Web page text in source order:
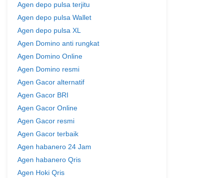
Agen depo pulsa terjitu
Agen depo pulsa Wallet
Agen depo pulsa XL
Agen Domino anti rungkat
Agen Domino Online
Agen Domino resmi
Agen Gacor alternatif
Agen Gacor BRI
Agen Gacor Online
Agen Gacor resmi
Agen Gacor terbaik
Agen habanero 24 Jam
Agen habanero Qris
Agen Hoki Qris